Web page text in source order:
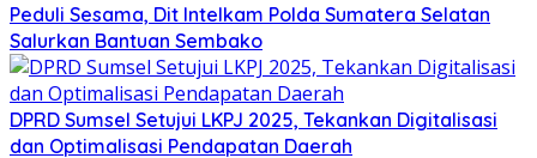
Peduli Sesama, Dit Intelkam Polda Sumatera Selatan
Salurkan Bantuan Sembako
DPRD Sumsel Setujui LKPJ 2025, Tekankan Digitalisasi
dan Optimalisasi Pendapatan Daerah